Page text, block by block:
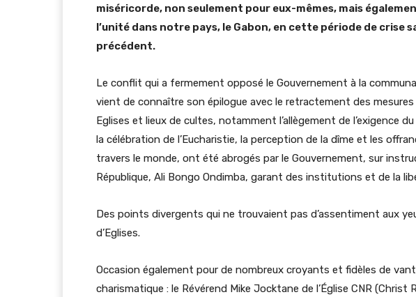
miséricorde, non seulement pour eux-mêmes, mais
l’unité dans notre pays, le Gabon, en cette période de crise
précédent.
Le conflit qui a fermement opposé le Gouvernement à la
vient de connaître son épilogue avec le retractement des mesures
Eglises et lieux de cultes, notamment l’allègement de l’exigence
la célébration de l’Eucharistie, la perception de la dîme et les
travers le monde, ont été abrogés par le Gouvernement, sur
République, Ali Bongo Ondimba, garant des institutions et de la
Des points divergents qui ne trouvaient pas d’assentiment aux
d’Eglises.
Occasion également pour de nombreux croyants et fidèles de
charismatique : le Révérend Mike Jocktane de l’Église CNR (Christ